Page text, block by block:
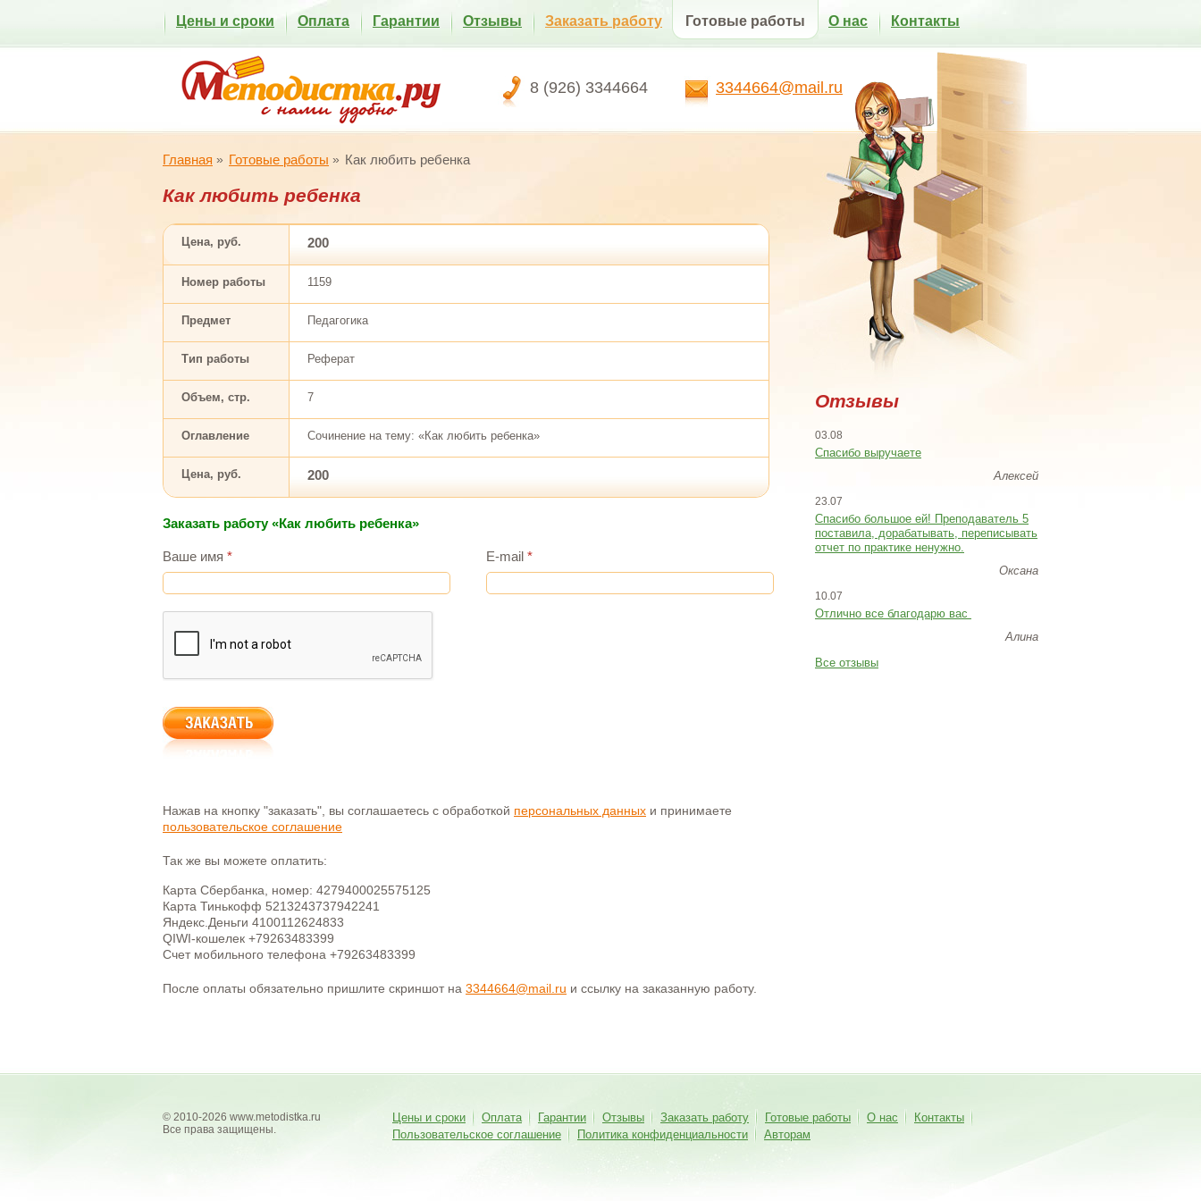
8 (926) 3344664 3344664@mail.ru
Цены и сроки Оплата Гарантии Отзывы Заказать работу Готовые работы О нас Контакты
Главная Готовые работы Как любить ребенка
Как любить ребенка
Цена, руб. 200
Номер работы 1159
Предмет Педагогика
Тип работы Реферат
Объем, стр. 7
Оглавление Сочинение на тему: «Как любить ребенка»
Цена, руб. 200
Заказать работу «Как любить ребенка»
Ваше имя * E-mail *
Нажав на кнопку "заказать", вы соглашаетесь с обработкой персональных данных и принимаете
пользовательское соглашение
Так же вы можете оплатить:
Карта Сбербанка, номер: 4279400025575125
Карта Тинькофф 5213243737942241
Яндекс.Деньги 4100112624833
QIWI-кошелек +79263483399
Счет мобильного телефона +79263483399
После оплаты обязательно пришлите скриншот на 3344664@mail.ru и ссылку на заказанную работу.
Отзывы
03.08
Спасибо выручаете
Алексей
23.07
Cпасибо большое ей! Преподаватель 5
поставила, дорабатывать, переписывать
отчет по практике ненужно.
Оксана
10.07
Отлично все благодарю вас
Алина
Все отзывы
© 2010-2026 www.metodistka.ru
Все права защищены.
Цены и сроки Оплата Гарантии Отзывы Заказать работу Готовые работы О нас
Контакты
Пользовательское соглашение
Политика конфиденциальности Авторам